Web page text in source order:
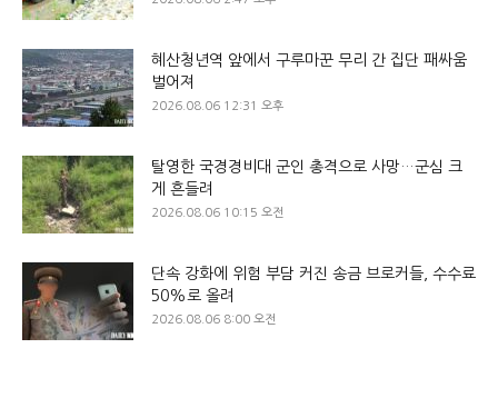
혜산청년역 앞에서 구루마꾼 무리 간 집단 패싸움
벌어져
2026.08.06 12:31 오후
탈영한 국경경비대 군인 총격으로 사망…군심 크
게 흔들려
2026.08.06 10:15 오전
단속 강화에 위험 부담 커진 송금 브로커들, 수수료
50%로 올려
2026.08.06 8:00 오전